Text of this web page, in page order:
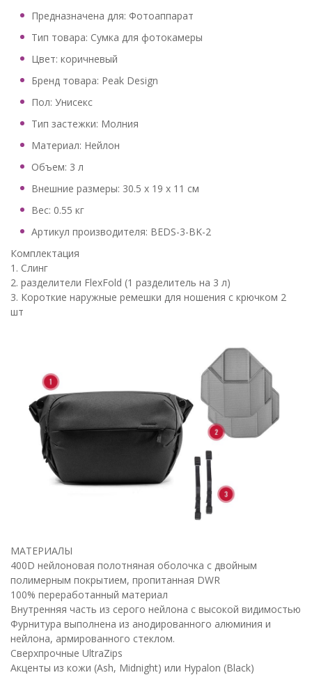
Предназначена для: Фотоаппарат
Тип товара: Сумка для фотокамеры
Цвет: коричневый
Бренд товара: Peak Design
Пол: Унисекс
Тип застежки: Молния
Материал: Нейлон
Объем: 3 л
Внешние размеры: 30.5 x 19 x 11 см
Вес: 0.55 кг
Артикул производителя: BEDS-3-BK-2
Комплектация
1. Слинг
2. разделители FlexFold (1 разделитель на 3 л)
3. Короткие наружные ремешки для ношения с крючком 2
шт
МАТЕРИАЛЫ
400D нейлоновая полотняная оболочка с двойным
полимерным покрытием, пропитанная DWR
100% переработанный материал
Внутренняя часть из серого нейлона с высокой видимостью
Фурнитура выполнена из анодированного алюминия и
нейлона, армированного стеклом.
Сверхпрочные UltraZips
Акценты из кожи (Ash, Midnight) или Hypalon (Black)